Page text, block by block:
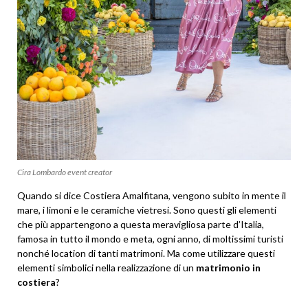
Cira Lombardo event creator
Quando si dice Costiera Amalfitana, vengono subito in mente il
mare, i limoni e le ceramiche vietresi. Sono questi gli elementi
che più appartengono a questa meravigliosa parte d’Italia,
famosa in tutto il mondo e meta, ogni anno, di moltissimi turisti
nonché location di tanti matrimoni. Ma come utilizzare questi
elementi simbolici nella realizzazione di un matrimonio in
costiera?